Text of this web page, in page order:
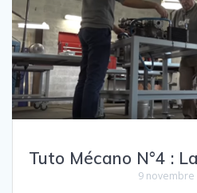
Tuto Mécano N°4 :
9 novembre